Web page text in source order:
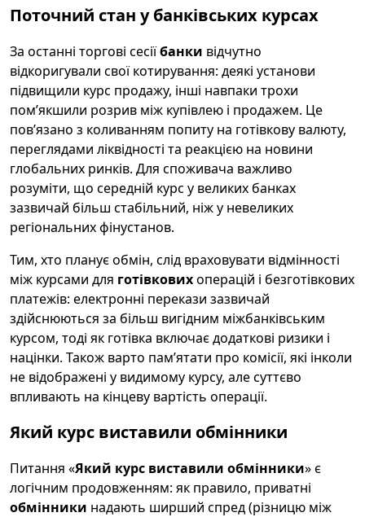
Поточний стан у банківських курсах
За останні торгові сесіїбанки відчутно
відкоригували свої котирування: деякі установи
підвищили курс продажу, інші навпаки трохи
пом’якшили розрив між купівлею і продажем. Це
пов’язано з коливанням попиту на готівкову валюту,
переглядами ліквідності та реакцією на новини
глобальних ринків. Для споживача важливо
розуміти, що середній курс у великих банках
зазвичай більш стабільний, ніж у невеликих
регіональних фінустанов.
Тим, хто планує обмін, слід враховувати відмінності
між курсами для готівковихоперацій і безготівкових
платежів: електронні перекази зазвичай
здійснюються за більш вигідним міжбанківським
курсом, тоді як готівка включає додаткові ризики і
націнки. Також варто пам’ятати про комісії, які інколи
не відображені у видимому курсу, але суттєво
впливають на кінцеву вартість операції.
Який курс виставили обмінники
Питання «Який курс виставили обмінники» є
логічним продовженням: як правило, приватні
обмінники надають ширший спред (різницю між